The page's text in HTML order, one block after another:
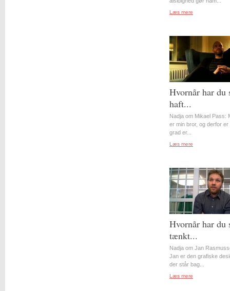
Læs mere
Hvornår har du
haft...
Nadja om Mikael Pass:
er min bror, og derfor er
grad er...
Læs mere
Hvornår har du
tænkt...
Nadja om Jan
Jan er den grafiske
der står bag...
Læs mere